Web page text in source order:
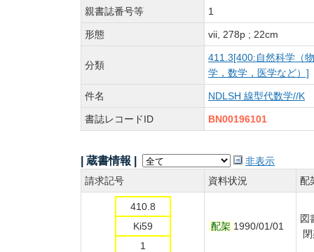
親書誌番号等 1
形態 vii, 278p ; 22cm
分類
411.3[400:自然科学（
学，数学，医学など）]
件名 NDLSH 線型代数学//K
書誌レコードID BN00196101
| 蔵書情報 |
非表示
請求記号
資料状況 配
410.8
Ki59
1
配架 1990/01/01
図